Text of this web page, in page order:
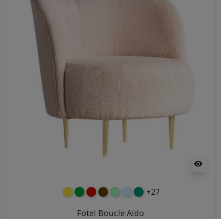
visibility
żółtyzielonyczerwony
czekoladowy
miętowybłękitny
turkusowy
+27
Fotel Boucle Aldo